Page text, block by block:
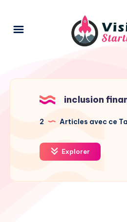
inclusion
2 Articles avec ce
Explorer